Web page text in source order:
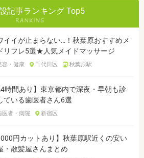
記事ランキング Top5
イイが止まらない…！秋葉原おすすめメ
リフレ5選★人気メイドマッサージ
容・健康 千代田区 秋葉原駅
時間あり】東京都内で深夜・早朝も診
ている歯医者さん6選
医者・病院 新宿区
円カットあり】秋葉原駅近くの安い
・散髪屋さんまとめ